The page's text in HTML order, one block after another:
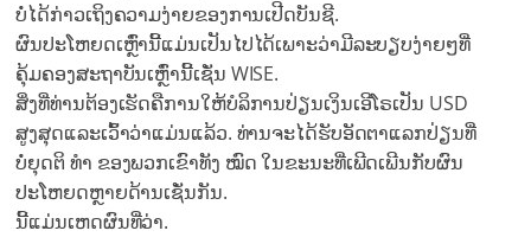
ບໍ່ໄດ້ກ່າວເຖິງຄວາມງ່າຍຂອງການເປີດບັນຊີ.
ຜົນປະໂຫຍດເຫຼົ່ານີ້ແມ່ນເປັນໄປໄດ້ເພາະວ່າມີລະບຽບງ່າຍໆທີ່
ຄຸ້ມຄອງສະຖາບັນເຫຼົ່ານີ້ເຊັ່ນ WISE.
ສິ່ງທີ່ທ່ານຕ້ອງເຮັດຄືການໃຫ້ບໍລິການປ່ຽນເງິນເອີໂຣເປັນ USD
ສູງສຸດແລະເວົ້າວ່າແມ່ນແລ້ວ. ທ່ານຈະໄດ້ຮັບອັດຕາແລກປ່ຽນທີ່
ບໍ່ຍຸດຕິ ທຳ ຂອງພວກເຂົາທັງ ໝົດ ໃນຂະນະທີ່ເພີດເພີນກັບຜົນ
ປະໂຫຍດຫຼາຍດ້ານເຊັ່ນກັນ.
ນີ້ແມ່ນເຫດຜົນທີ່ວ່າ.